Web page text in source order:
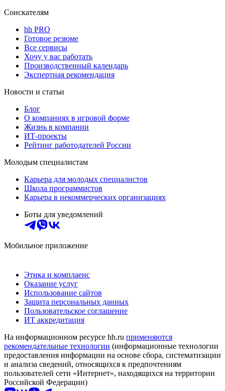
Соискателям
hh PRO
Готовое резюме
Все сервисы
Хочу у вас работать
Производственный календарь
Экспертная рекомендация
Новости и статьи
Блог
О компаниях в игровой форме
Жизнь в компании
ИТ-проекты
Рейтинг работодателей России
Молодым специалистам
Карьера для молодых специалистов
Школа программистов
Карьера в некоммерческих организациях
Боты для уведомлений
Мобильное приложение
Этика и комплаенс
Оказание услуг
Использование сайтов
Защита персональных данных
Пользовательское соглашение
ИТ аккредитация
На информационном ресурсе hh.ru применяются
рекомендательные технологии (информационные технологии
предоставления информации на основе сбора, систематизации
и анализа сведений, относящихся к предпочтениям
пользователей сети «Интернет», находящихся на территории
Российской Федерации)